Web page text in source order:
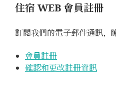
住宿 WEB 會員註冊
訂閱我們的電子郵件通訊，
會員註冊
確認和更改註冊資訊